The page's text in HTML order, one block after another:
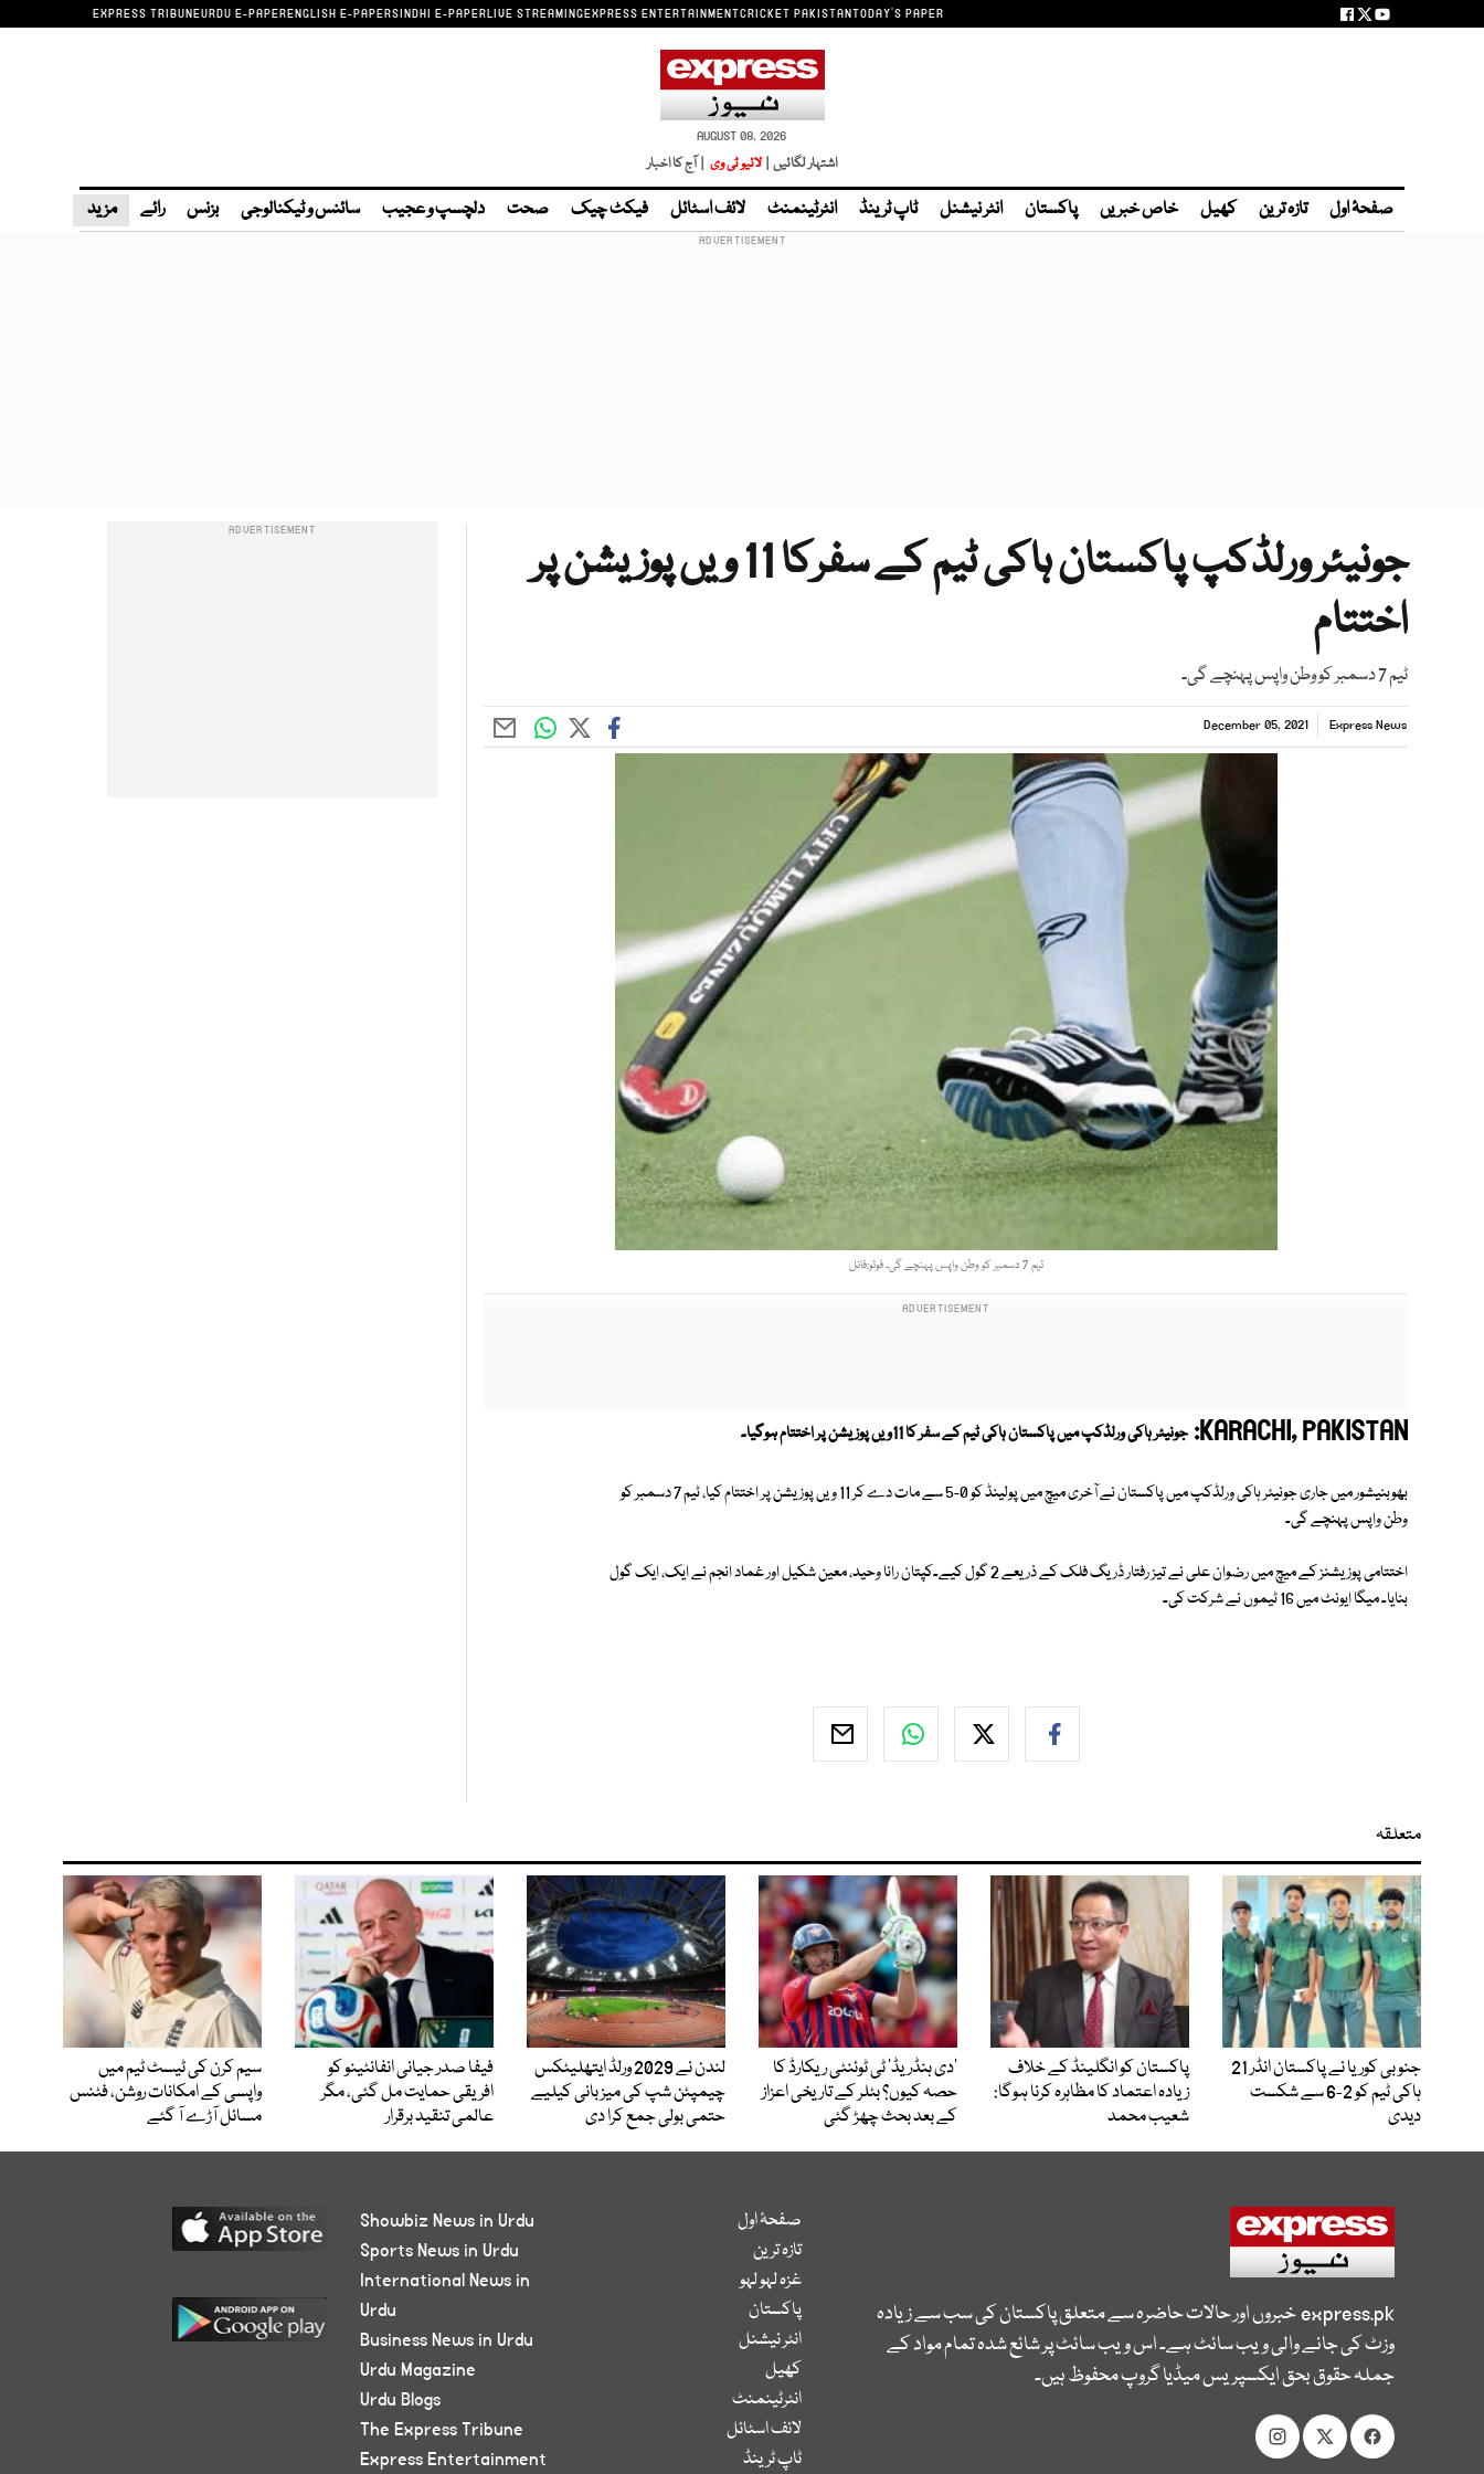
EXPRESS TRIBUNEURDU E-PAPERENGLISH E-PAPERSINDHI E-PAPERLIVE STREAMINGEXPRESS ENTERTAINMENTCRICKET PAKISTANTODAY'S PAPER
AUGUST 08, 2026
اشتہار لگائیں | لائیو ٹی وی | آج کا اخبار
صفحۂ اول تازہ ترین کھیل خاص خبریں پاکستان انٹر نیشنل ٹاپ ٹرینڈ انٹرٹینمنٹ لائف اسٹائل فیکٹ چیک صحت دلچسپ و عجیب سائنس و ٹیکنالوجی بزنس رائے مزید
جونیئر ورلڈکپ پاکستان ہاکی ٹیم کے سفرکا 11 ویں پوزیشن پر
اختتام
ٹیم 7 دسمبر کو وطن واپس پہنچے گی۔
Express News
December 05, 2021
ٹیم 7 دسمبر کو وطن واپس پہنچے گی۔ فوٹو:فائل
KARACHI, PAKISTAN: جونیئر ہاکی ورلڈکپ میں پاکستان ہاکی ٹیم کے سفر کا 11ویں پوزیشن پر اختتام ہوگیا۔
بھوبنیشور میں جاری جونیئر ہاکی ورلڈکپ میں پاکستان نے آخری میچ میں پولینڈ کو 0-5 سے مات دے کر 11 ویں پوزیشن پر اختتام کیا، ٹیم 7 دسمبر کو
وطن واپس پہنچے گی۔
اختتامی پوزیشنز کے میچ میں رضوان علی نے تیز رفتار ڈریگ فلک کے ذریعے 2 گول کیے۔کپتان رانا وحید، معین شکیل اور غماد انجم نے ایک، ایک گول
بنایا۔ میگا ایونٹ میں 16 ٹیموں نے شرکت کی۔
متعلقہ
جنوبی کوریا نے پاکستان انڈر 21
ہاکی ٹیم کو 2-6 سے شکست
دیدی
پاکستان کو انگلینڈ کے خلاف
زیادہ اعتماد کا مظاہرہ کرنا ہوگا:
شعیب محمد
’دی ہنڈریڈ‘ ٹی ٹوئنٹی ریکارڈ کا
حصہ کیوں؟ بٹلر کے تاریخی اعزاز
کے بعد بحث چھڑ گئی
لندن نے 2029 ورلڈ ایتھلیٹکس
چیمپئن شپ کی میزبانی کیلیے
حتمی بولی جمع کرا دی
فیفا صدر جیانی انفانٹینو کو
افریقی حمایت مل گئی، مگر
عالمی تنقید برقرار
سیم کرن کی ٹیسٹ ٹیم میں
واپسی کے امکانات روشن، فٹنس
مسائل آڑے آ گئے
express.pkخبروں اور حالات حاضرہ سے متعلق پاکستان کی سب سے زیادہ
وزٹ کی جانے والی ویب سائٹ ہے۔ اس ویب سائٹ پر شائع شدہ تمام مواد کے
جملہ حقوق بحق ایکسپریس میڈیا گروپ محفوظ ہیں۔
صفحۂ اول
تازہ ترین
غزہ لہو لہو
پاکستان
انٹر نیشنل
کھیل
انٹرٹینمنٹ
لائف اسٹائل
ٹاپ ٹرینڈ
Showbiz News in Urdu
Sports News in Urdu
International News in
Urdu
Business News in Urdu
Urdu Magazine
Urdu Blogs
The Express Tribune
Express Entertainment